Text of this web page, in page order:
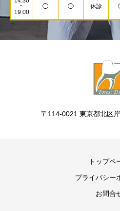
~
19:00
◯ ◯ 休診
〒114-0021 東京都北区
トップペ
プライバシー
お問合